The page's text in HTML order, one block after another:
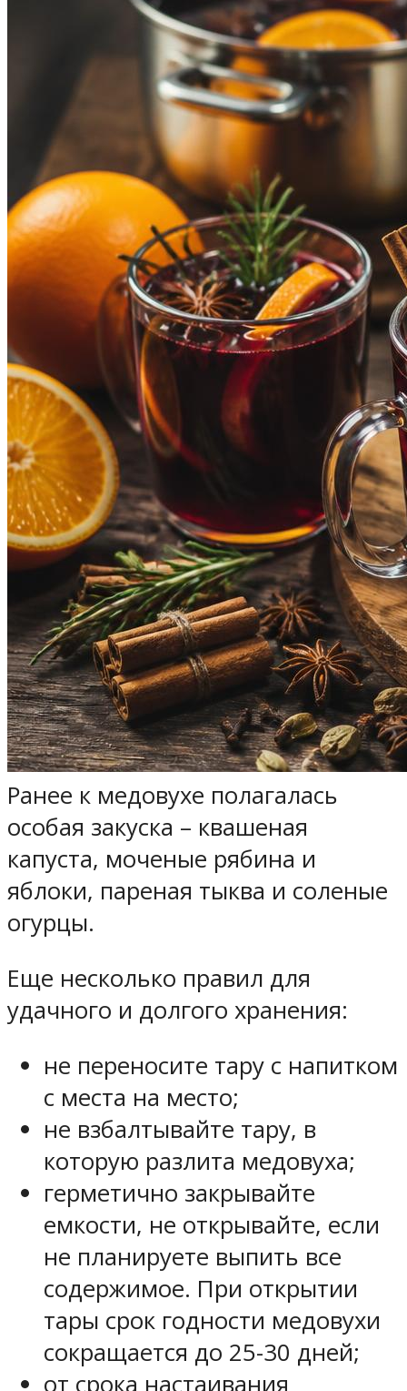
Ранее к медовухе полагалась
особая закуска – квашеная
капуста, моченые рябина и
яблоки, пареная тыква и соленые
огурцы.
Еще несколько правил для
удачного и долгого хранения:
не переносите тару с напитком
с места на место;
не взбалтывайте тару, в
которую разлита медовуха;
герметично закрывайте
емкости, не открывайте, если
не планируете выпить все
содержимое. При открытии
тары срок годности медовухи
сокращается до 25-30 дней;
от срока настаивания